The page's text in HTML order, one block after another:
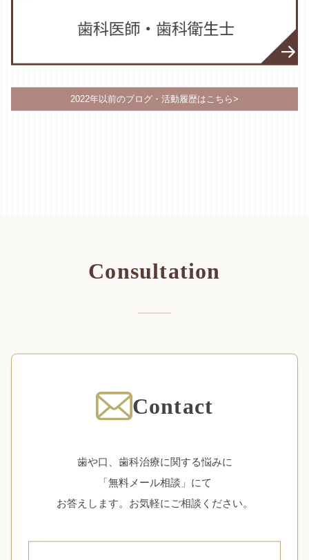
2022年以前のブログ・活動履歴はこちら>
Consultation
Contact
歯や口、歯科治療に関する悩みに
「無料メール相談」にて
お答えします。お気軽にご相談ください。